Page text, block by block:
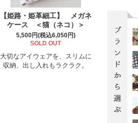
【姫路・姫革細工】 メガネ
ケース ＜猫（ネコ）＞
5,500円(税込6,050円)
SOLD OUT
大切なアイウェアを、スリムに
収納、出し入れもラクラク。